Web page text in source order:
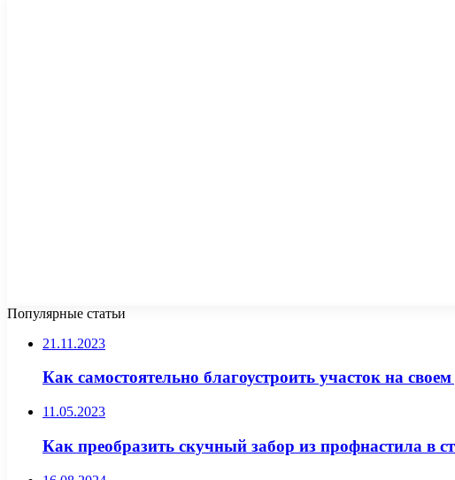
Популярные статьи
21.11.2023
Как самостоятельно благоустроить участок на
11.05.2023
Как преобразить скучный забор из профнастила в